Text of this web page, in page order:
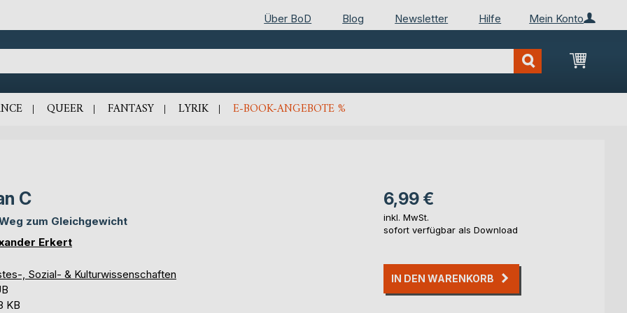
Mein Konto
Über BoD Blog Newsletter Hilfe
Mein
QUEER FANTASY LYRIK E-BOOK-ANGEBOTE %
C
zum Gleichgewicht
Erkert
, Sozial- & Kulturwissenschaften
KB
6,99 €
inkl. MwSt.
sofort verfügbar als Download
IN DEN WARENKORB